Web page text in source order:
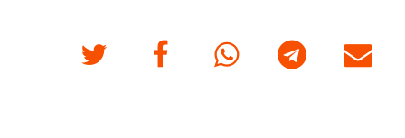
Twitter FacebookWhatsappTelegram Correo